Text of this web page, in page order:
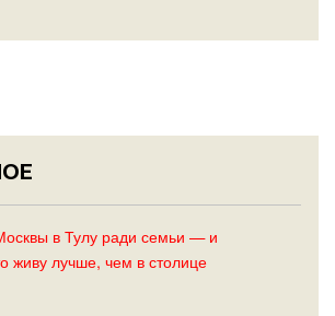
в Тулу ради семьи — и
живу лучше, чем в столице